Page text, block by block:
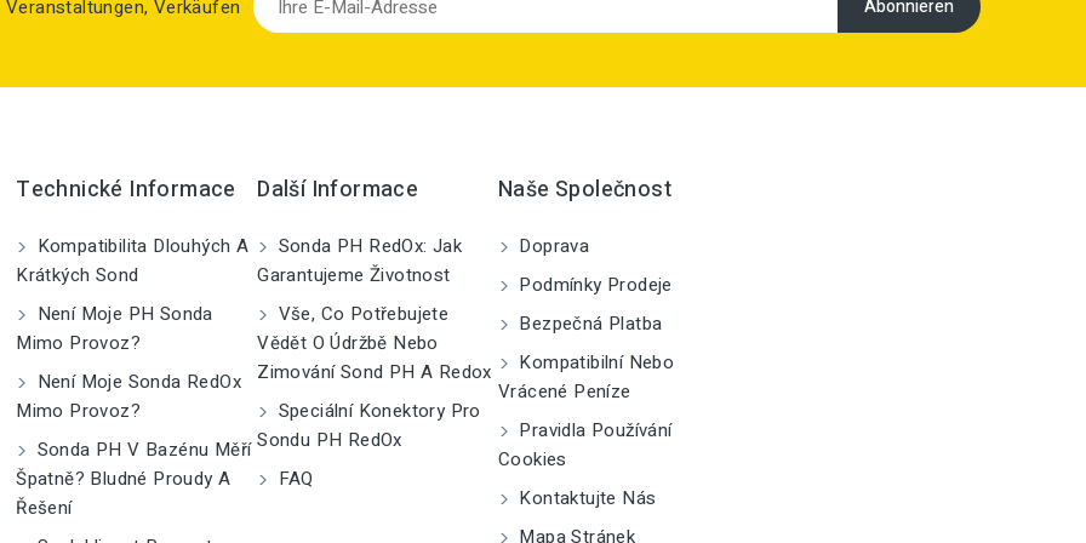
Verkäufen
Technické Informace
Kompatibilita Dlouhých A
Krátkých Sond
Není Moje PH Sonda
Mimo Provoz?
Není Moje Sonda RedOx
Mimo Provoz?
Sonda PH V Bazénu Měří
Špatně? Bludné Proudy A
Řešení
Další Informace
Sonda PH RedOx: Jak
Garantujeme Životnost
Vše, Co Potřebujete
Vědět O Údržbě Nebo
Zimování Sond PH A Redox
Speciální Konektory Pro
Sondu PH RedOx
FAQ
Naše Společnost
Doprava
Podmínky Prodeje
Bezpečná Platba
Kompatibilní Nebo
Vrácené Peníze
Pravidla Používání
Cookies
Kontaktujte Nás
Mapa Stránek